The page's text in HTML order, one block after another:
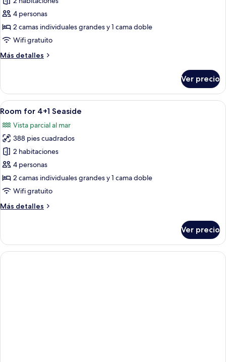
Room
for
4+1
4 personas
2 camas individuales grandes y 1 cama doble
Wifi gratuito
Más detalles
Más
for
4+1
Ver precio
Abrir
todas
las
fotos
de
Room
for
4+1
Seaside
Una habitación de hotel moderna
6
Room for 4+1 Seaside
Vista parcial al mar
388 pies cuadrados
2 habitaciones
4 personas
2 camas individuales grandes y 1 cama doble
Wifi gratuito
Más detalles
Más
for
4+1
Seaside
Ver precio